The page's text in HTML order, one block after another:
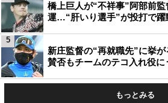
橋上巨人が“不祥事”阿部前
運…“肝いり選手”が投打で躍
新庄監督の“再就職先”に挙
賛否もチームのテコ入れ役に
5
もっとみる